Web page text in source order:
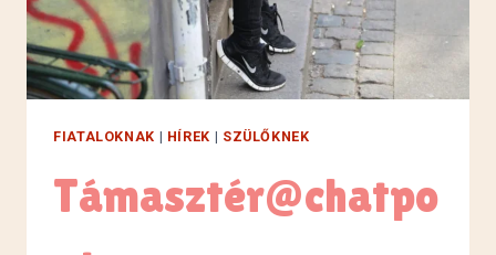
FIATALOKNAK | HÍREK | SZÜLŐKNEK
Támasztér@chatpo